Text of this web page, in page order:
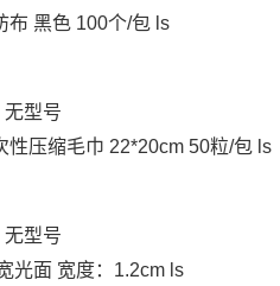
布 黑色 100个/包 ls
无型号
性压缩毛巾 22*20cm 50粒/包 ls
无型号
光面 宽度：1.2cm ls